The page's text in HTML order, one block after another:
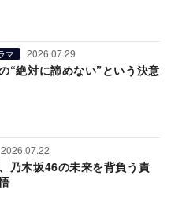
マ 2026.07.29
“絶対に諦めない”という決意
2026.07.22
乃木坂46の未来を背負う責